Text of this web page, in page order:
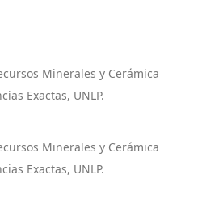
Minerales y Cerámica
Exactas, UNLP.
Minerales y Cerámica
Exactas, UNLP.